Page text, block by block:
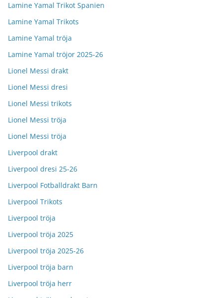
Lamine Yamal Trikot Spanien
Lamine Yamal Trikots
Lamine Yamal tröja
Lamine Yamal tröjor 2025-26
Lionel Messi drakt
Lionel Messi dresi
Lionel Messi trikots
Lionel Messi tröja
Lionel Messi tröja
Liverpool drakt
Liverpool dresi 25-26
Liverpool Fotballdrakt Barn
Liverpool Trikots
Liverpool tröja
Liverpool tröja 2025
Liverpool tröja 2025-26
Liverpool tröja barn
Liverpool tröja herr